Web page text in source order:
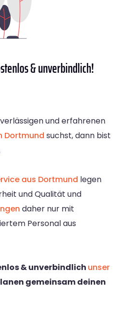
& unverbindlich!
und erfahrenen
Dortmund suchst, dann bist
aus Dortmund legen
und Qualität und
daher nur mit
Personal aus
& unverbindlich unser
gemeinsam deinen